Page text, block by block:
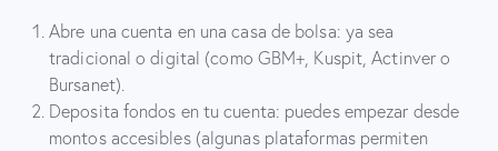
Abre una cuenta en una casa de bolsa: ya sea
tradicional o digital (como GBM+, Kuspit, Actinver o
Bursanet).
Deposita fondos en tu cuenta: puedes empezar desde
montos accesibles (algunas plataformas permiten